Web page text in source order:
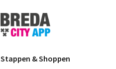
Stappen
&
Shoppen
Stappen & Shoppen